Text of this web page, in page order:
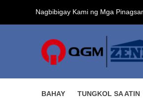
Nagbibigay Kami ng Mga
BAHAY TUNGKOL SA ATIN